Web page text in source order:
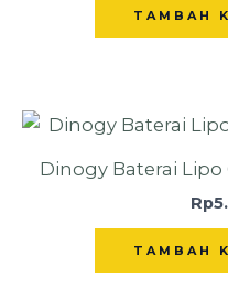
TAMBAH
Dinogy Baterai Lipo
Rp
TAMBAH